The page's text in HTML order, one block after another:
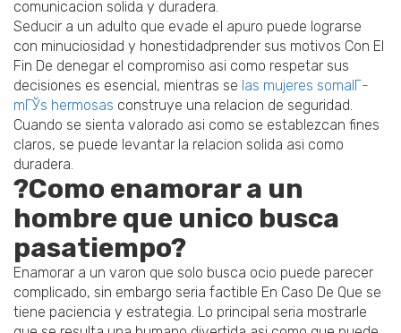
comunicacion solida y duradera.
Seducir a un adulto que evade el apuro puede lograrse
con minuciosidad y honestidadprender sus motivos Con El
Fin De denegar el compromiso asi­ como respetar sus
decisiones es esencial, mientras se las mujeres somalГ­
mГЎs hermosas construye una relacion de seguridad.
Cuando se sienta valorado asi­ como se establezcan fines
claros, se puede levantar la relacion solida asi­ como
duradera.
?Como enamorar a un
hombre que unico busca
pasatiempo?
Enamorar a un varon que solo busca ocio puede parecer
complicado, sin embargo seri­a factible En Caso De Que se
tiene paciencia y estrategia. Lo principal seri­a mostrarle